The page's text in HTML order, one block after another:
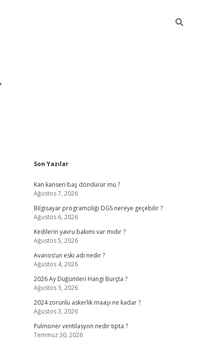
Sidebar
Son Yazılar
Kan kanseri baş döndürür mü ?
Ağustos 7, 2026
Bilgisayar programcılığı DGS nereye geçebilir ?
Ağustos 6, 2026
Kedilerin yavru bakımı var mıdır ?
Ağustos 5, 2026
Avanos’un eski adı nedir ?
Ağustos 4, 2026
2026 Ay Düğümleri Hangi Burçta ?
Ağustos 3, 2026
2024 zorunlu askerlik maaşı ne kadar ?
Ağustos 3, 2026
Pulmoner ventilasyon nedir tıpta ?
Temmuz 30, 2026